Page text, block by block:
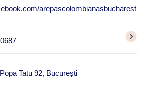
arepascolombianasbucharest
Tatu 92, București